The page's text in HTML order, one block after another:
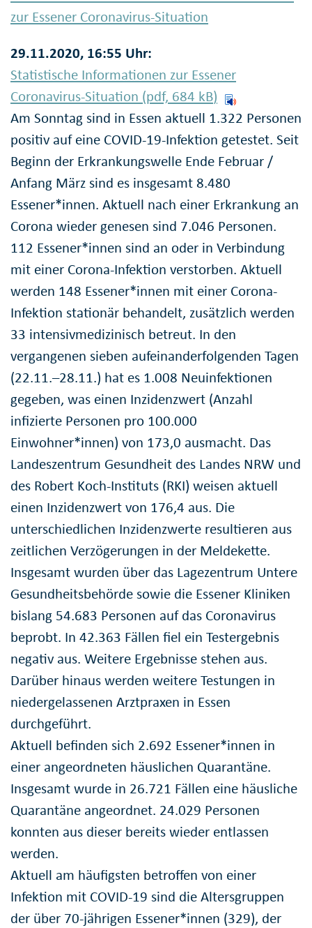
zur Essener Coronavirus-Situation
29.11.2020, 16:55 Uhr:
Statistische Informationen zur Essener
Coronavirus-Situation (pdf, 684 kB)
Am Sonntag sind in Essen aktuell 1.322 Personen
positiv auf eine COVID-19-Infektion getestet. Seit
Beginn der Erkrankungswelle Ende Februar /
Anfang März sind es insgesamt 8.480
Essener*innen. Aktuell nach einer Erkrankung an
Corona wieder genesen sind 7.046 Personen.
112 Essener*innen sind an oder in Verbindung
mit einer Corona-Infektion verstorben. Aktuell
werden 148 Essener*innen mit einer Corona-
Infektion stationär behandelt, zusätzlich werden
33 intensivmedizinisch betreut. In den
vergangenen sieben aufeinanderfolgenden Tagen
(22.11.–28.11.) hat es 1.008 Neuinfektionen
gegeben, was einen Inzidenzwert (Anzahl
infizierte Personen pro 100.000
Einwohner*innen) von 173,0 ausmacht. Das
Landeszentrum Gesundheit des Landes NRW und
des Robert Koch-Instituts (RKI) weisen aktuell
einen Inzidenzwert von 176,4 aus. Die
unterschiedlichen Inzidenzwerte resultieren aus
zeitlichen Verzögerungen in der Meldekette.
Insgesamt wurden über das Lagezentrum Untere
Gesundheitsbehörde sowie die Essener Kliniken
bislang 54.683 Personen auf das Coronavirus
beprobt. In 42.363 Fällen fiel ein Testergebnis
negativ aus. Weitere Ergebnisse stehen aus.
Darüber hinaus werden weitere Testungen in
niedergelassenen Arztpraxen in Essen
durchgeführt.
Aktuell befinden sich 2.692 Essener*innen in
einer angeordneten häuslichen Quarantäne.
Insgesamt wurde in 26.721 Fällen eine häusliche
Quarantäne angeordnet. 24.029 Personen
konnten aus dieser bereits wieder entlassen
werden.
Aktuell am häufigsten betroffen von einer
Infektion mit COVID-19 sind die Altersgruppen
der über 70-jährigen Essener*innen (329), der